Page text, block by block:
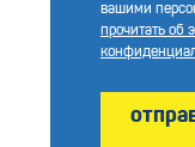
вашими
прочитать об